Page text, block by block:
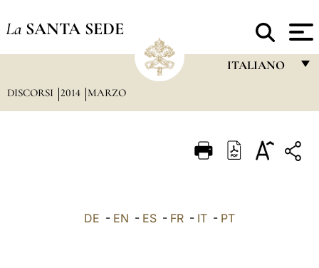
La SANTA SEDE
ITALIANO
ITALIANO
DISCORSI 2014 MARZO
DE - EN - ES - FR - IT - PT